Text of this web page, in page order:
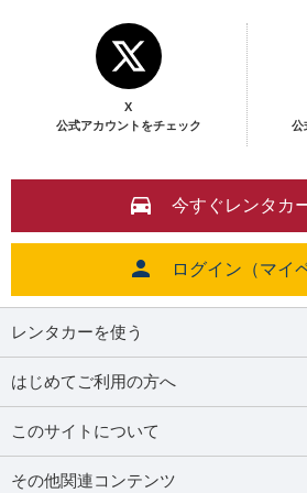
X
公式アカウントをチェック
公
今すぐレンタカ
ログイン（マイ
レンタカーを使う
はじめてご利用の方へ
このサイトについて
その他関連コンテンツ